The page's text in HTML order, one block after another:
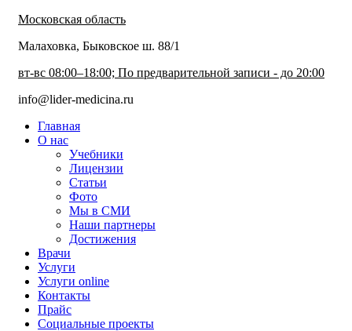
Московская область
Малаховка, Быковское ш. 88/1
вт-вс 08:00–18:00; По предварительной записи - до 20:00
info@lider-medicina.ru
Главная
О нас
Учебники
Лицензии
Статьи
Фото
Мы в СМИ
Наши партнеры
Достижения
Врачи
Услуги
Услуги online
Контакты
Прайс
Социальные проекты